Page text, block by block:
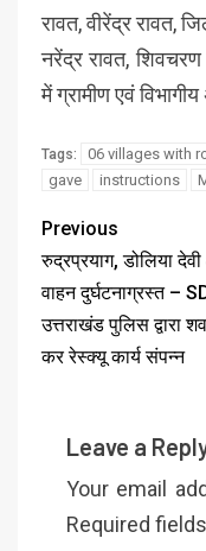
रावत, वीरेंद्र रावत,
नरेंद्र रावत,
में ग्रामीण एवं
Tags: 06 villages with
gave
instructions
Previous
रुद्रप्रयाग, डोलिया देवी
वाहन दुर्घटनाग्रस्त –
उत्तराखंड पुलिस द्वारा
कर रेस्क्यू कार्य संपन्न
Leave a
Your email
Required